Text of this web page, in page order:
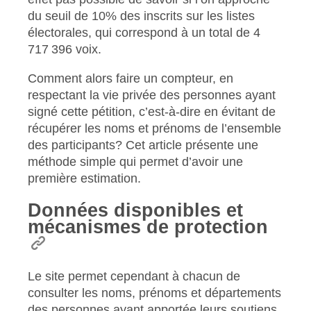
du seuil de 10% des inscrits sur les listes
électorales, qui correspond à un total de 4
717 396 voix.
Comment alors faire un compteur, en
respectant la vie privée des personnes ayant
signé cette pétition, c’est-à-dire en évitant de
récupérer les noms et prénoms de l’ensemble
des participants? Cet article présente une
méthode simple qui permet d’avoir une
première estimation.
Données disponibles et
mécanismes de protection
Le site permet cependant à chacun de
consulter les noms, prénoms et départements